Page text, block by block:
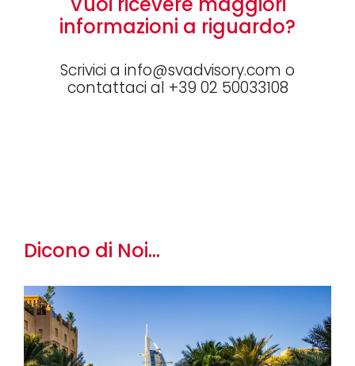
informazioni a riguardo?
Scrivici a info@svadvisory.com o
contattaci al +39 02 50033108
Dicono di Noi...